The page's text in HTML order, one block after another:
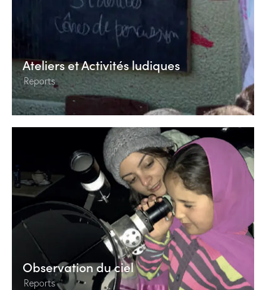
Ateliers et Activités ludiques
Reports
Observation du ciel
Reports